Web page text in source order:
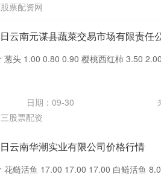
票配资网
云南元谋县蔬菜交易市场有限责任
葱头 1.00 0.80 0.90 樱桃西红柿 3.50
日期：09-30
股票配资
云南华潮实业有限公司价格行情
花鲢活鱼 17.00 17.00 17.00 白鲢活鱼